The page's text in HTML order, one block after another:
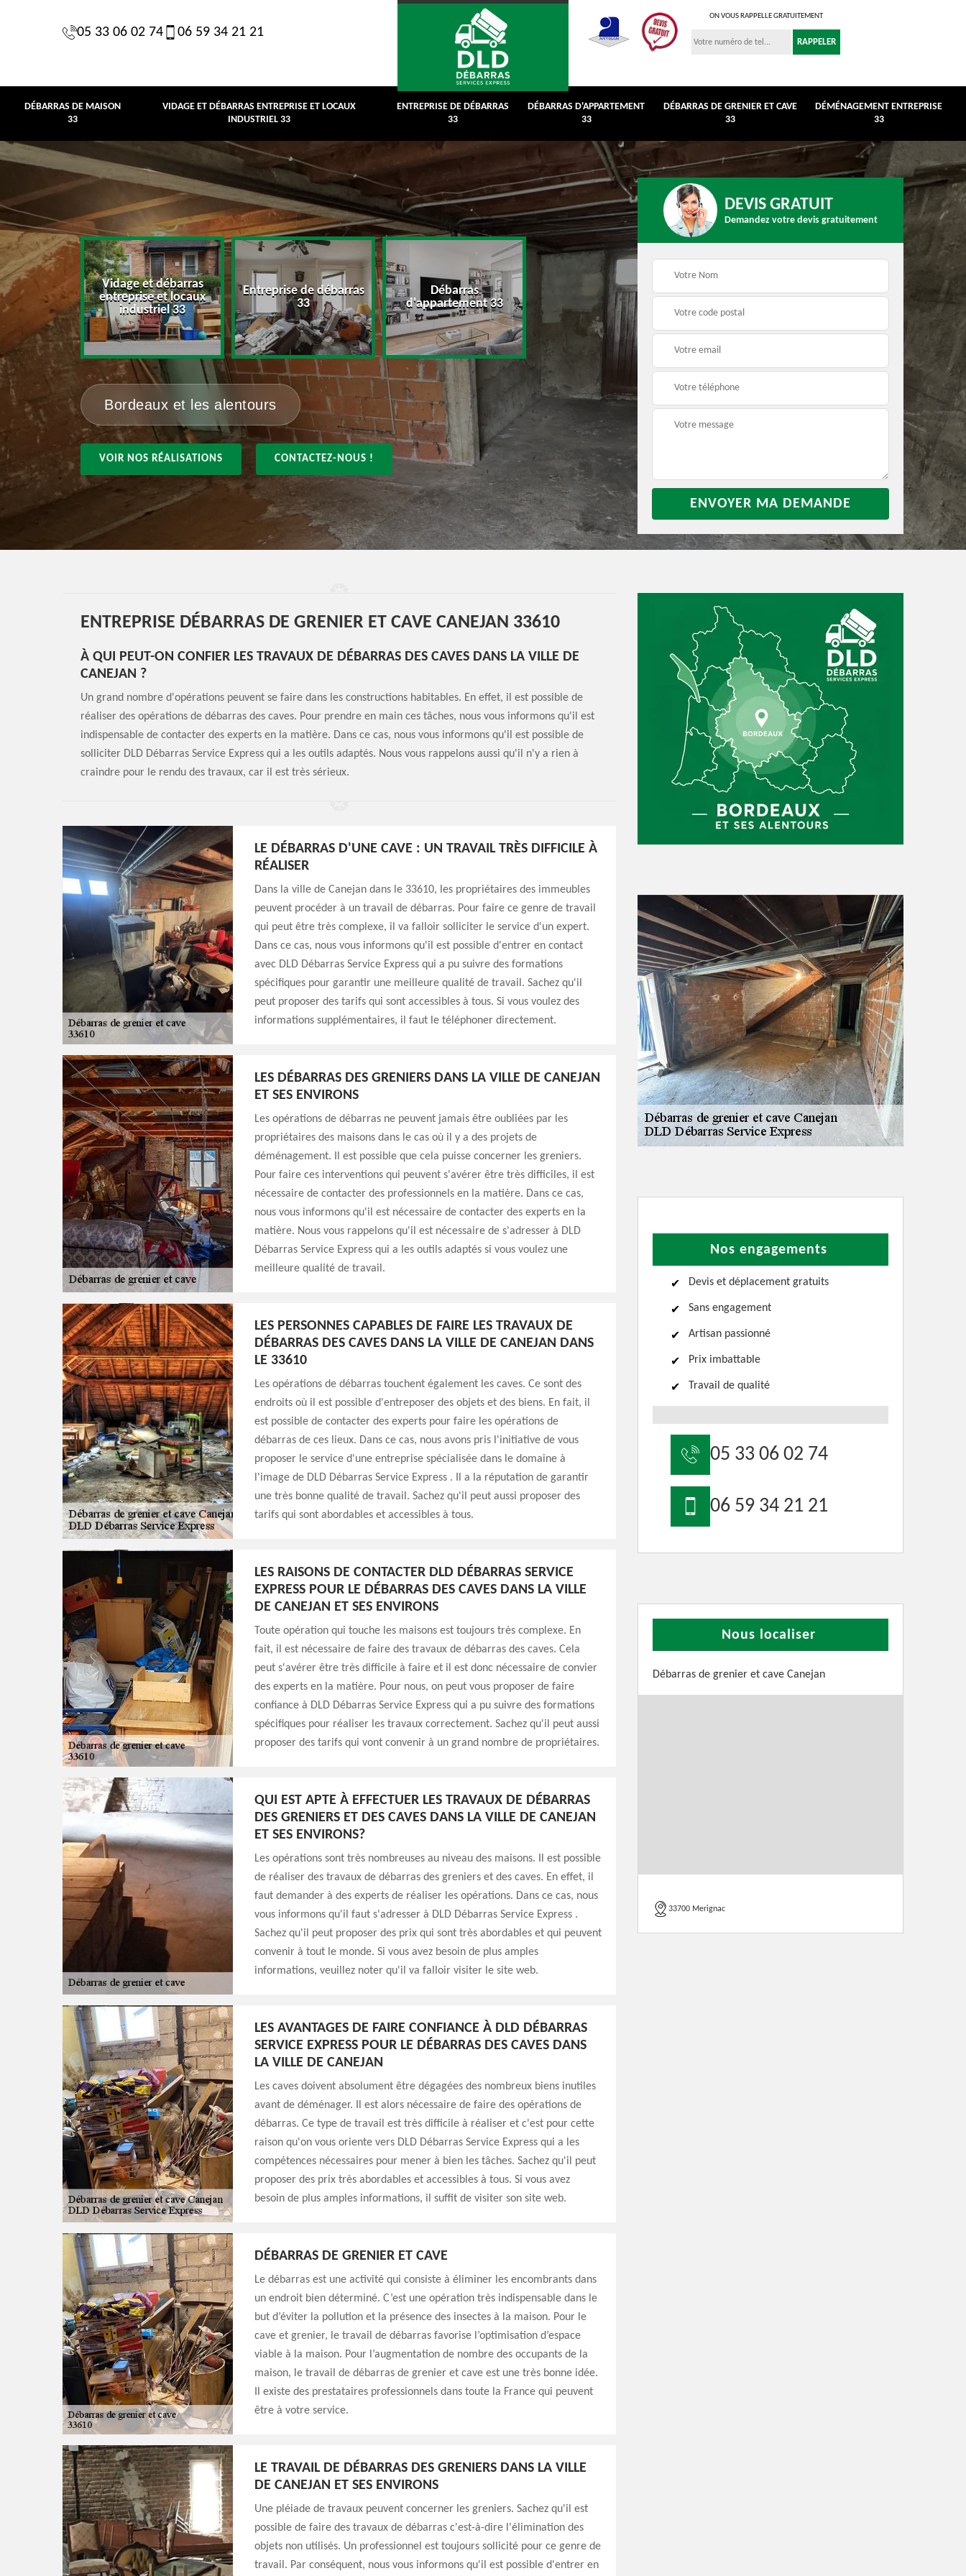
05 33 06 02 74 06 59 34 21 21
ON VOUS RAPPELLE GRATUITEMENT
DÉBARRAS DE MAISON
33
VIDAGE ET DÉBARRAS ENTREPRISE ET LOCAUX
INDUSTRIEL 33
ENTREPRISE DE DÉBARRAS
33
DÉBARRAS D'APPARTEMENT
33
DÉBARRAS DE GRENIER ET CAVE
33
DÉMÉNAGEMENT ENTREPRISE
33
maison 33
Vidage et débarras
entreprise et locaux
industriel 33
Entreprise de débarras
33
Débarras
d'appartement 33
Débarras de grenier et
cave 33
Déménagement
Débarras de maison
Bordeaux et les alentours
VOIR NOS RÉALISATIONS CONTACTEZ-NOUS !
DEVIS GRATUIT
Demandez votre devis gratuitement
ENTREPRISE DÉBARRAS DE GRENIER ET CAVE CANEJAN 33610
À QUI PEUT-ON CONFIER LES TRAVAUX DE DÉBARRAS DES CAVES DANS LA VILLE DE
CANEJAN ?
Un grand nombre d'opérations peuvent se faire dans les constructions habitables. En effet, il est possible de
réaliser des opérations de débarras des caves. Pour prendre en main ces tâches, nous vous informons qu'il est
indispensable de contacter des experts en la matière. Dans ce cas, nous vous informons qu'il est possible de
solliciter DLD Débarras Service Express qui a les outils adaptés. Nous vous rappelons aussi qu'il n'y a rien à
craindre pour le rendu des travaux, car il est très sérieux.
LE DÉBARRAS D'UNE CAVE : UN TRAVAIL TRÈS DIFFICILE À
RÉALISER
Dans la ville de Canejan dans le 33610, les propriétaires des immeubles
peuvent procéder à un travail de débarras. Pour faire ce genre de travail
qui peut être très complexe, il va falloir solliciter le service d'un expert.
Dans ce cas, nous vous informons qu'il est possible d'entrer en contact
avec DLD Débarras Service Express qui a pu suivre des formations
spécifiques pour garantir une meilleure qualité de travail. Sachez qu'il
peut proposer des tarifs qui sont accessibles à tous. Si vous voulez des
informations supplémentaires, il faut le téléphoner directement.
LES DÉBARRAS DES GRENIERS DANS LA VILLE DE CANEJAN
ET SES ENVIRONS
Les opérations de débarras ne peuvent jamais être oubliées par les
propriétaires des maisons dans le cas où il y a des projets de
déménagement. Il est possible que cela puisse concerner les greniers.
Pour faire ces interventions qui peuvent s'avérer être très difficiles, il est
nécessaire de contacter des professionnels en la matière. Dans ce cas,
nous vous informons qu'il est nécessaire de contacter des experts en la
matière. Nous vous rappelons qu'il est nécessaire de s'adresser à DLD
Débarras Service Express qui a les outils adaptés si vous voulez une
meilleure qualité de travail.
LES PERSONNES CAPABLES DE FAIRE LES TRAVAUX DE
DÉBARRAS DES CAVES DANS LA VILLE DE CANEJAN DANS
LE 33610
Les opérations de débarras touchent également les caves. Ce sont des
endroits où il est possible d'entreposer des objets et des biens. En fait, il
est possible de contacter des experts pour faire les opérations de
débarras de ces lieux. Dans ce cas, nous avons pris l'initiative de vous
proposer le service d'une entreprise spécialisée dans le domaine à
l'image de DLD Débarras Service Express . Il a la réputation de garantir
une très bonne qualité de travail. Sachez qu'il peut aussi proposer des
tarifs qui sont abordables et accessibles à tous.
LES RAISONS DE CONTACTER DLD DÉBARRAS SERVICE
EXPRESS POUR LE DÉBARRAS DES CAVES DANS LA VILLE
DE CANEJAN ET SES ENVIRONS
Toute opération qui touche les maisons est toujours très complexe. En
fait, il est nécessaire de faire des travaux de débarras des caves. Cela
peut s'avérer être très difficile à faire et il est donc nécessaire de convier
des experts en la matière. Pour nous, on peut vous proposer de faire
confiance à DLD Débarras Service Express qui a pu suivre des formations
spécifiques pour réaliser les travaux correctement. Sachez qu'il peut aussi
proposer des tarifs qui vont convenir à un grand nombre de propriétaires.
QUI EST APTE À EFFECTUER LES TRAVAUX DE DÉBARRAS
DES GRENIERS ET DES CAVES DANS LA VILLE DE CANEJAN
ET SES ENVIRONS?
Les opérations sont très nombreuses au niveau des maisons. Il est possible
de réaliser des travaux de débarras des greniers et des caves. En effet, il
faut demander à des experts de réaliser les opérations. Dans ce cas, nous
vous informons qu'il faut s'adresser à DLD Débarras Service Express .
Sachez qu'il peut proposer des prix qui sont très abordables et qui peuvent
convenir à tout le monde. Si vous avez besoin de plus amples
informations, veuillez noter qu'il va falloir visiter le site web.
LES AVANTAGES DE FAIRE CONFIANCE À DLD DÉBARRAS
SERVICE EXPRESS POUR LE DÉBARRAS DES CAVES DANS
LA VILLE DE CANEJAN
Les caves doivent absolument être dégagées des nombreux biens inutiles
avant de déménager. Il est alors nécessaire de faire des opérations de
débarras. Ce type de travail est très difficile à réaliser et c'est pour cette
raison qu'on vous oriente vers DLD Débarras Service Express qui a les
compétences nécessaires pour mener à bien les tâches. Sachez qu'il peut
proposer des prix très abordables et accessibles à tous. Si vous avez
besoin de plus amples informations, il suffit de visiter son site web.
DÉBARRAS DE GRENIER ET CAVE
Le débarras est une activité qui consiste à éliminer les encombrants dans
un endroit bien déterminé. C’est une opération très indispensable dans le
but d’éviter la pollution et la présence des insectes à la maison. Pour le
cave et grenier, le travail de débarras favorise l’optimisation d’espace
viable à la maison. Pour l’augmentation de nombre des occupants de la
maison, le travail de débarras de grenier et cave est une très bonne idée.
Il existe des prestataires professionnels dans toute la France qui peuvent
être à votre service.
LE TRAVAIL DE DÉBARRAS DES GRENIERS DANS LA VILLE
DE CANEJAN ET SES ENVIRONS
Une pléiade de travaux peuvent concerner les greniers. Sachez qu'il est
possible de faire des travaux de débarras c'est-à-dire l'élimination des
objets non utilisés. Un professionnel est toujours sollicité pour ce genre de
travail. Par conséquent, nous vous informons qu'il est possible d'entrer en
Nos engagements
Devis et déplacement gratuits
Sans engagement
Artisan passionné
Prix imbattable
Travail de qualité
05 33 06 02 74
06 59 34 21 21
Nous localiser
Débarras de grenier et cave Canejan
33700 Merignac